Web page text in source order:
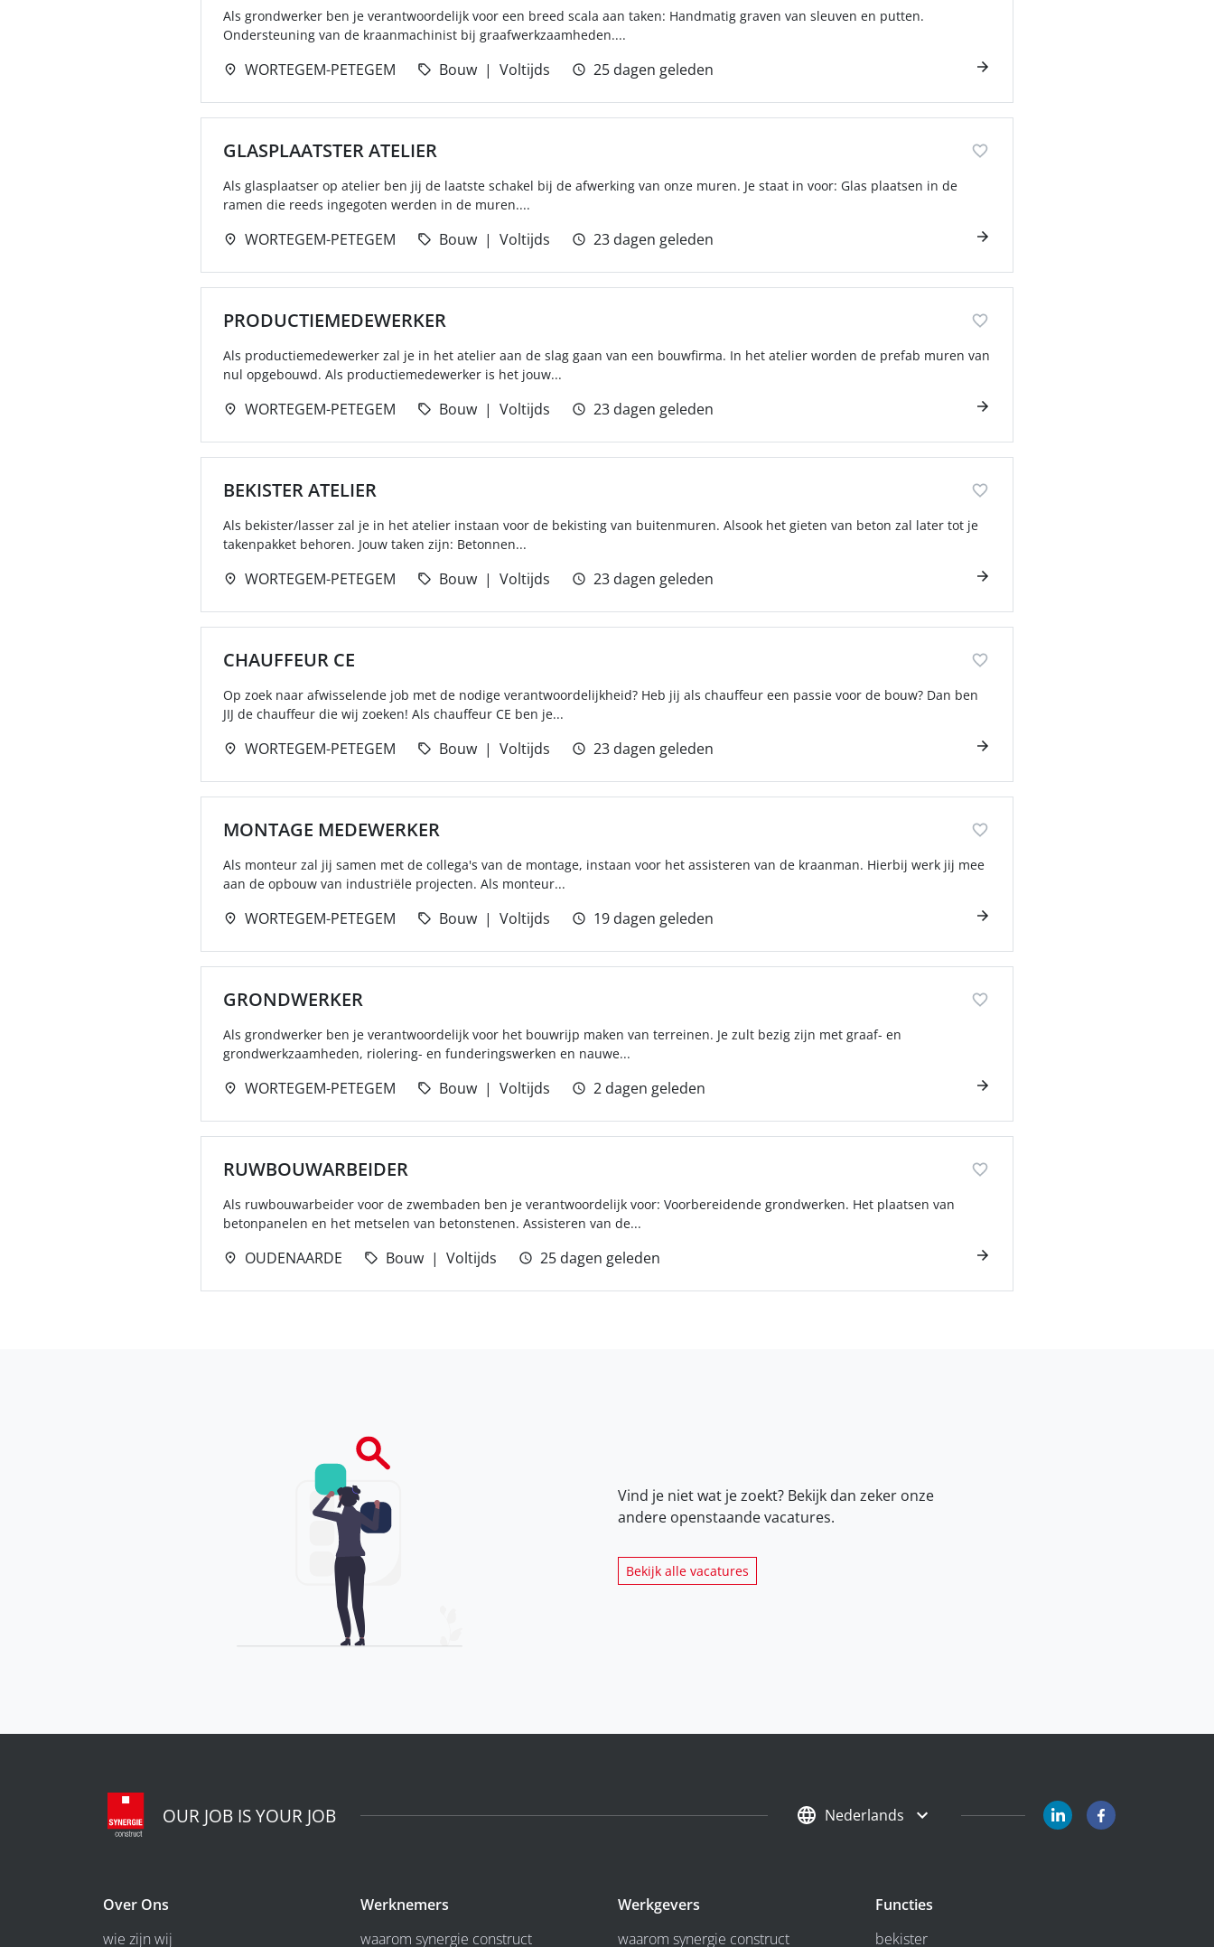
Als grondwerker ben je verantwoordelijk voor een breed scala aan taken: Handmatig graven van sleuven en putten.
Ondersteuning van de kraanmachinist bij graafwerkzaamheden....
WORTEGEM-PETEGEM Bouw Voltijds 25 dagen geleden
GLASPLAATSTER ATELIER
Als glasplaatser op atelier ben jij de laatste schakel bij de afwerking van onze muren. Je staat in voor: Glas plaatsen in de
ramen die reeds ingegoten werden in de muren....
WORTEGEM-PETEGEM Bouw Voltijds 23 dagen geleden
PRODUCTIEMEDEWERKER
Als productiemedewerker zal je in het atelier aan de slag gaan van een bouwfirma. In het atelier worden de prefab muren van
nul opgebouwd. Als productiemedewerker is het jouw...
WORTEGEM-PETEGEM Bouw Voltijds 23 dagen geleden
BEKISTER ATELIER
Als bekister/lasser zal je in het atelier instaan voor de bekisting van buitenmuren. Alsook het gieten van beton zal later tot je
takenpakket behoren. Jouw taken zijn: Betonnen...
WORTEGEM-PETEGEM Bouw Voltijds 23 dagen geleden
CHAUFFEUR CE
Op zoek naar afwisselende job met de nodige verantwoordelijkheid? Heb jij als chauffeur een passie voor de bouw? Dan ben
JIJ de chauffeur die wij zoeken! Als chauffeur CE ben je...
WORTEGEM-PETEGEM Bouw Voltijds 23 dagen geleden
MONTAGE MEDEWERKER
Als monteur zal jij samen met de collega's van de montage, instaan voor het assisteren van de kraanman. Hierbij werk jij mee
aan de opbouw van industriële projecten. Als monteur...
WORTEGEM-PETEGEM Bouw Voltijds 19 dagen geleden
GRONDWERKER
Als grondwerker ben je verantwoordelijk voor het bouwrijp maken van terreinen. Je zult bezig zijn met graaf- en
grondwerkzaamheden, riolering- en funderingswerken en nauwe...
WORTEGEM-PETEGEM Bouw Voltijds 2 dagen geleden
RUWBOUWARBEIDER
Als ruwbouwarbeider voor de zwembaden ben je verantwoordelijk voor: Voorbereidende grondwerken. Het plaatsen van
betonpanelen en het metselen van betonstenen. Assisteren van de...
OUDENAARDE Bouw Voltijds 25 dagen geleden
Vind je niet wat je zoekt? Bekijk dan zeker onze
andere openstaande vacatures.
Bekijk alle vacatures
OUR JOB IS YOUR JOB Nederlands
Over Ons
wie zijn wij
Werknemers
waarom synergie construct
Werkgevers
waarom synergie construct
Functies
bekister